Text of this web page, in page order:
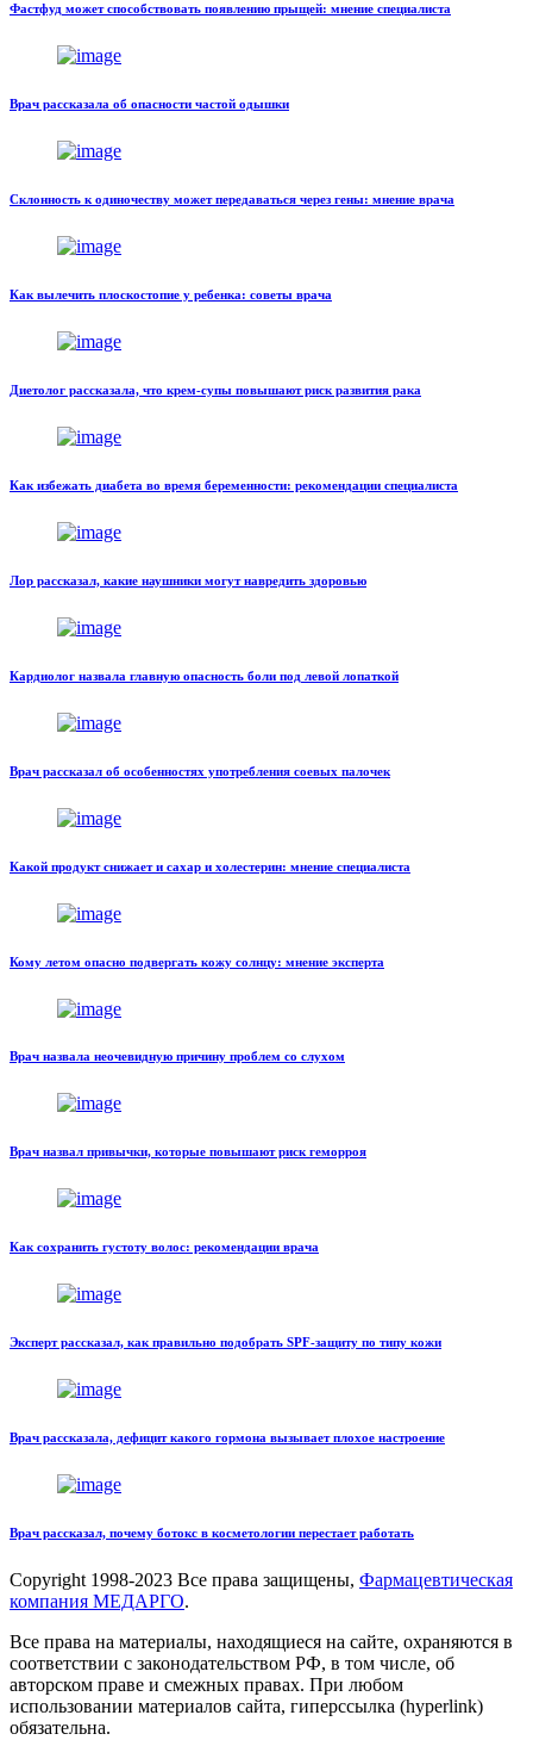
Фастфуд может способствовать появлению прыщей: мнение специалиста
Врач рассказала об опасности частой одышки
Склонность к одиночеству может передаваться через гены: мнение врача
Как вылечить плоскостопие у ребенка: советы врача
Диетолог рассказала, что крем-супы повышают риск развития рака
Как избежать диабета во время беременности: рекомендации специалиста
Лор рассказал, какие наушники могут навредить здоровью
Кардиолог назвала главную опасность боли под левой лопаткой
Врач рассказал об особенностях употребления соевых палочек
Какой продукт снижает и сахар и холестерин: мнение специалиста
Кому летом опасно подвергать кожу солнцу: мнение эксперта
Врач назвала неочевидную причину проблем со слухом
Врач назвал привычки, которые повышают риск геморроя
Как сохранить густоту волос: рекомендации врача
Эксперт рассказал, как правильно подобрать SPF-защиту по типу кожи
Врач рассказала, дефицит какого гормона вызывает плохое настроение
Врач рассказал, почему ботокс в косметологии перестает работать
Copyright 1998-2023 Все права защищены, Фармацевтическая
компания МЕДАРГО.
Все права на материалы, находящиеся на сайте, охраняются в
соответствии с законодательством РФ, в том числе, об
авторском праве и смежных правах. При любом
использовании материалов сайта, гиперссылка (hyperlink)
обязательна.